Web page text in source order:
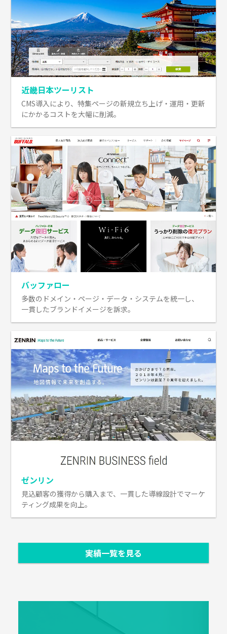
近畿日本ツーリスト
CMS導入により、特集ページの新規立ち上げ・運用・更新
にかかるコストを大幅に削減。
バッファロー
多数のドメイン・ページ・データ・システムを統一し、
一貫したブランドイメージを訴求。
ゼンリン
見込顧客の獲得から購入まで、一貫した導線設計でマーケ
ティング成果を向上。
実績一覧を見る